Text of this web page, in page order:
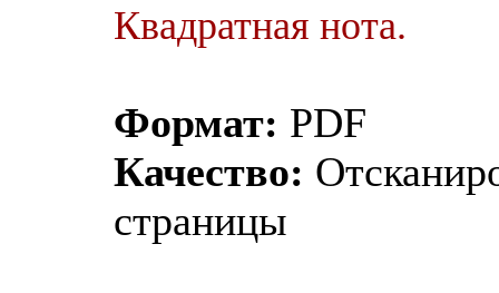
Квадратная нота.
Формат: PDF
Качество:
страницы